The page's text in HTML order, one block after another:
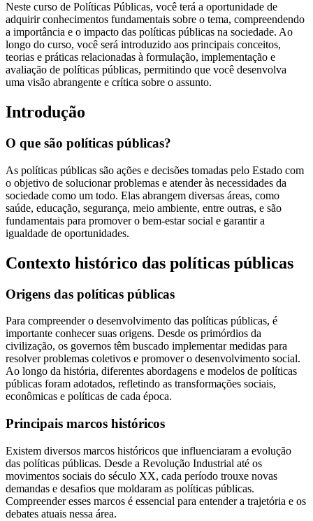
Neste curso de Políticas Públicas, você terá a oportunidade de
adquirir conhecimentos fundamentais sobre o tema, compreendendo
a importância e o impacto das políticas públicas na sociedade. Ao
longo do curso, você será introduzido aos principais conceitos,
teorias e práticas relacionadas à formulação, implementação e
avaliação de políticas públicas, permitindo que você desenvolva
uma visão abrangente e crítica sobre o assunto.
Introdução
O que são políticas públicas?
As políticas públicas são ações e decisões tomadas pelo Estado com
o objetivo de solucionar problemas e atender às necessidades da
sociedade como um todo. Elas abrangem diversas áreas, como
saúde, educação, segurança, meio ambiente, entre outras, e são
fundamentais para promover o bem-estar social e garantir a
igualdade de oportunidades.
Contexto histórico das políticas públicas
Origens das políticas públicas
Para compreender o desenvolvimento das políticas públicas, é
importante conhecer suas origens. Desde os primórdios da
civilização, os governos têm buscado implementar medidas para
resolver problemas coletivos e promover o desenvolvimento social.
Ao longo da história, diferentes abordagens e modelos de políticas
públicas foram adotados, refletindo as transformações sociais,
econômicas e políticas de cada época.
Principais marcos históricos
Existem diversos marcos históricos que influenciaram a evolução
das políticas públicas. Desde a Revolução Industrial até os
movimentos sociais do século XX, cada período trouxe novas
demandas e desafios que moldaram as políticas públicas.
Compreender esses marcos é essencial para entender a trajetória e os
debates atuais nessa área.